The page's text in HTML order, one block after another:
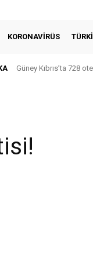
KORONAVİRÜS
Güney Kıbrıs’ta 728